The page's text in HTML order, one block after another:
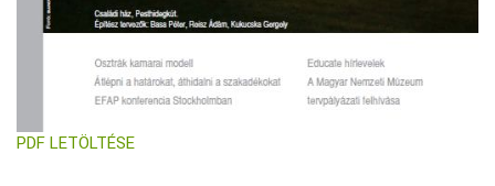
PDF LETÖLTÉSE